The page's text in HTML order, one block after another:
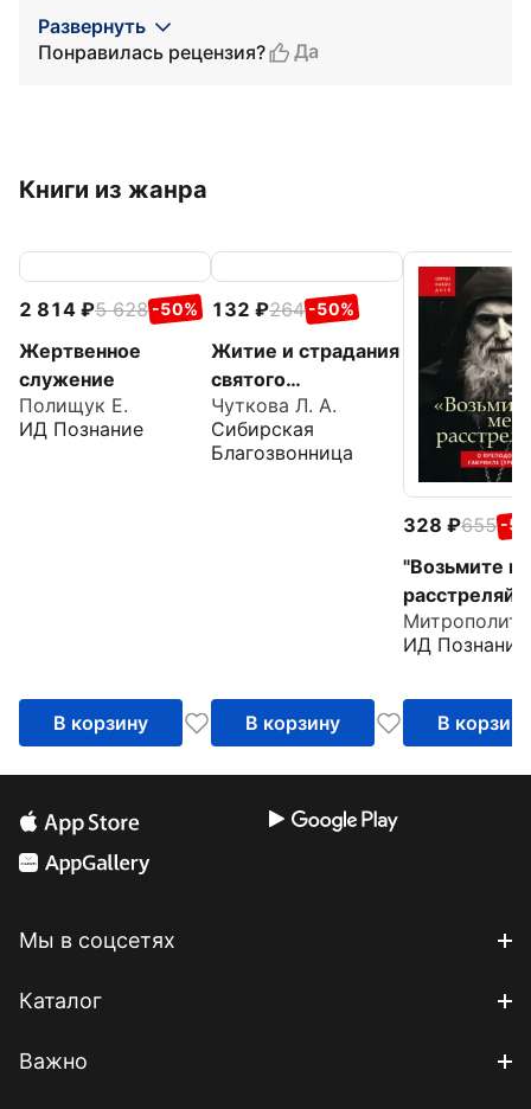
Развернуть
Понравилась рецензия?
Да
Книги из жанра
2 814 5 628 -50%
Жертвенное
служение
Полищук Е.
ИД Познание
В корзину
132 264 -50%
Житие и страдания
святого
великомученика
Евстафия Плакиды
Чуткова Л. А.
Сибирская
Благозвонница
В корзину
328 655 -
"Возьмите
Гаврииле
ИД Познание
В корзину
Мы в соцсетях
Каталог
Важно